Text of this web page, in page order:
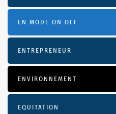
EN MODE ON OFF
ENTREPRENEUR
ENVIRONNEMENT
EQUITATION